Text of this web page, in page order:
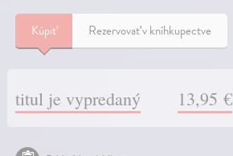
Kúpiť Rezervovať v kníhkupectve
titul je vypredaný 13,95 €